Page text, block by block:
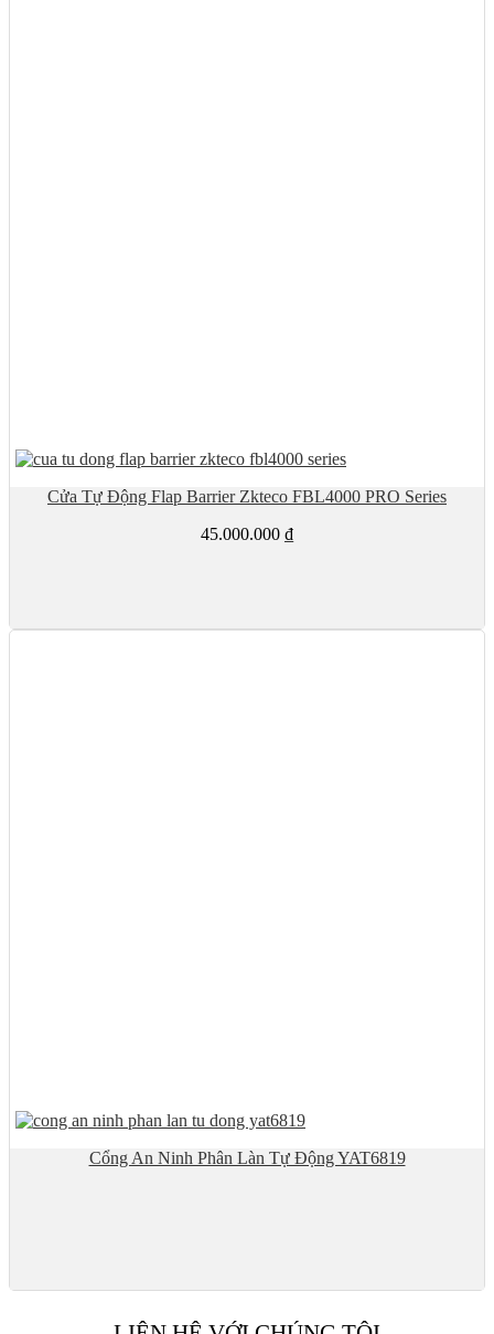
Cửa Tự Động Flap Barrier Zkteco FBL4000 PRO Series
45.000.000 ₫
Cổng An Ninh Phân Làn Tự Động YAT6819